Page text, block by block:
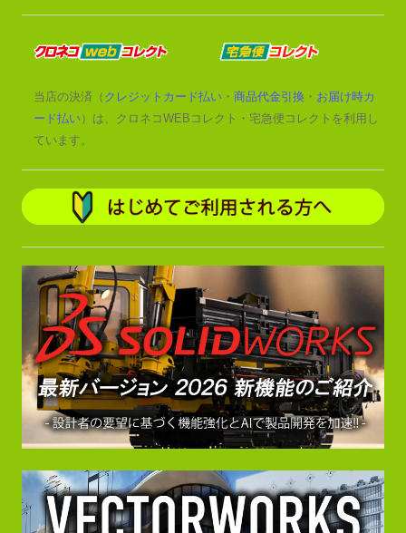
当店の決済（ クレジットカード払い ・ 商品代金引換 ・ お届け時カ
ード払い）は、クロネコWEBコレクト・宅急便コレクトを利用し
ています。